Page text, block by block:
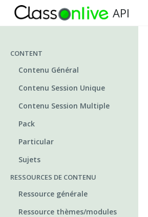
API
CONTENT
Contenu Général
Contenu Session Unique
Contenu Session Multiple
Pack
Particular
Sujets
RESSOURCES DE CONTENU
Ressource générale
Ressource thèmes/modules